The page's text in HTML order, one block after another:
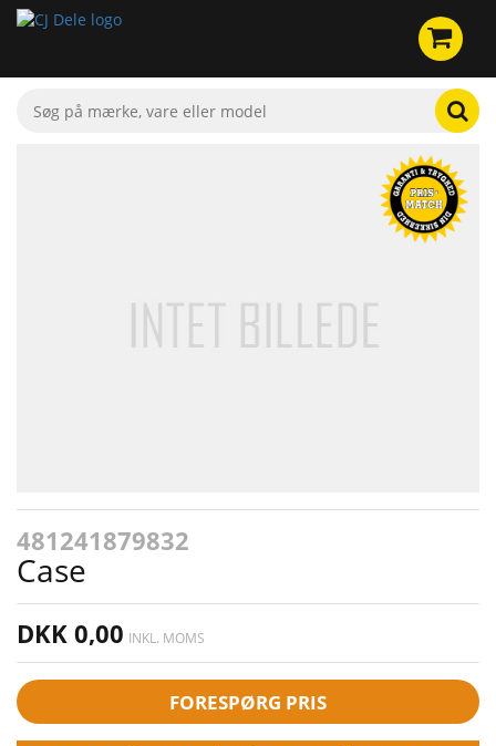
481241879832
Case
DKK 0,00 INKL. MOMS
FORESPØRG PRIS